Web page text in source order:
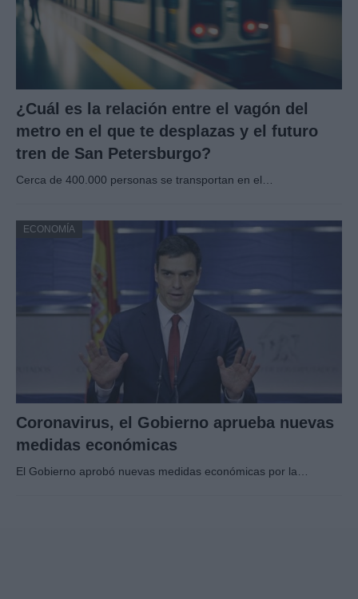
¿Cuál es la relación entre el vagón del
metro en el que te desplazas y el futuro
tren de San Petersburgo?
Cerca de 400.000 personas se transportan en el…
ECONOMÍA
Coronavirus, el Gobierno aprueba nuevas
medidas económicas
El Gobierno aprobó nuevas medidas económicas por la…